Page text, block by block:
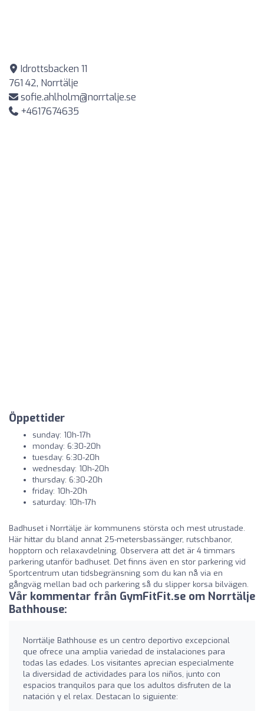
Idrottsbacken 11
761 42, Norrtälje
sofie.ahlholm@norrtalje.se
+4617674635
Öppettider
sunday: 10h-17h
monday: 6:30-20h
tuesday: 6:30-20h
wednesday: 10h-20h
thursday: 6:30-20h
friday: 10h-20h
saturday: 10h-17h
Badhuset i Norrtälje är kommunens största och mest utrustade.
Här hittar du bland annat 25-metersbassänger, rutschbanor,
hopptorn och relaxavdelning. Observera att det är 4 timmars
parkering utanför badhuset. Det finns även en stor parkering vid
Sportcentrum utan tidsbegränsning som du kan nå via en
gångväg mellan bad och parkering så du slipper korsa bilvägen.
Vår kommentar från GymFitFit.se om Norrtälje
Bathhouse:
Norrtälje Bathhouse es un centro deportivo excepcional
que ofrece una amplia variedad de instalaciones para
todas las edades. Los visitantes aprecian especialmente
la diversidad de actividades para los niños, junto con
espacios tranquilos para que los adultos disfruten de la
natación y el relax. Destacan lo siguiente: